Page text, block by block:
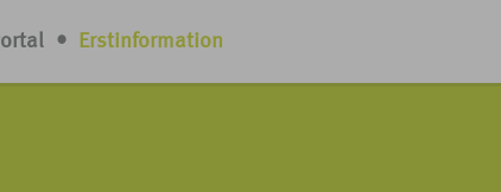
• Erstinformation